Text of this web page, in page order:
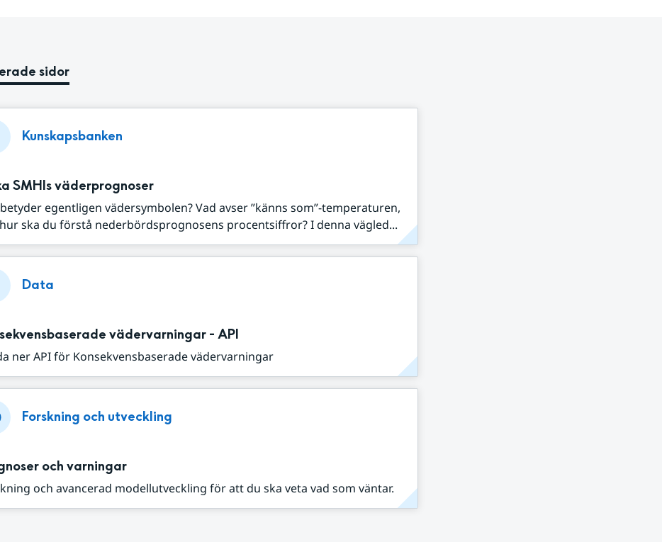
sidor
Kunskapsbanken
SMHIs väderprognoser
egentligen vädersymbolen? Vad avser ”känns som”-temperaturen,
ska du förstå nederbördsprognosens procentsiffror? I denna vägled...
Data
vädervarningar - API
ner API för Konsekvensbaserade vädervarningar
Forskning och utveckling
och varningar
och avancerad modellutveckling för att du ska veta vad som väntar.